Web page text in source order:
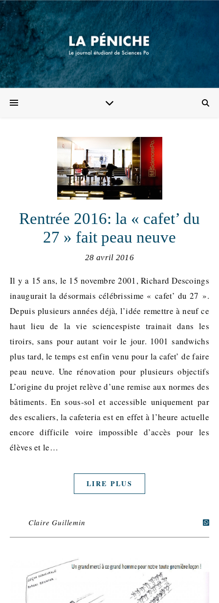
Rentrée 2016: la « cafet’ du
27 » fait peau neuve
28 avril 2016
Il y a 15 ans, le 15 novembre 2001, Richard Descoings
inaugurait la désormais célébrissime « cafet’ du 27 ».
Depuis plusieurs années déjà, l’idée remettre à neuf ce
haut lieu de la vie sciencespiste trainait dans les
tiroirs, sans pour autant voir le jour. 1001 sandwichs
plus tard, le temps est enfin venu pour la cafet’ de faire
peau neuve. Une rénovation pour plusieurs objectifs
L’origine du projet relève d’une remise aux normes des
bâtiments. En sous-sol et accessible uniquement par
des escaliers, la cafeteria est en effet à l’heure actuelle
encore difficile voire impossible d’accès pour les
élèves et le…
LIRE PLUS
Claire Guillemin